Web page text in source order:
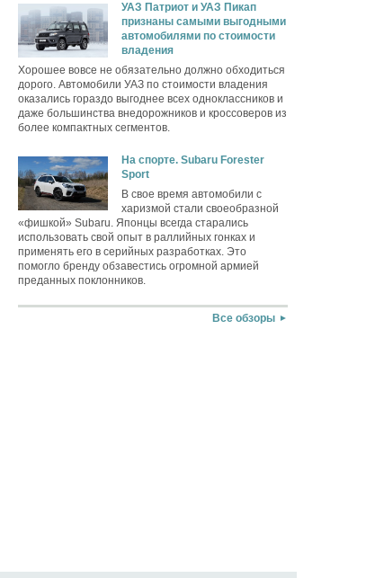
УАЗ Патриот и УАЗ Пикап
признаны самыми выгодными
автомобилями по стоимости
владения
Хорошее вовсе не обязательно должно обходиться
дорого. Автомобили УАЗ по стоимости владения
оказались гораздо выгоднее всех одноклассников и
даже большинства внедорожников и кроссоверов из
более компактных сегментов.
На спорте. Subaru Forester
Sport
В свое время автомобили с
харизмой стали своеобразной
«фишкой» Subaru. Японцы всегда старались
использовать свой опыт в раллийных гонках и
применять его в серийных разработках. Это
помогло бренду обзавестись огромной армией
преданных поклонников.
Все обзоры